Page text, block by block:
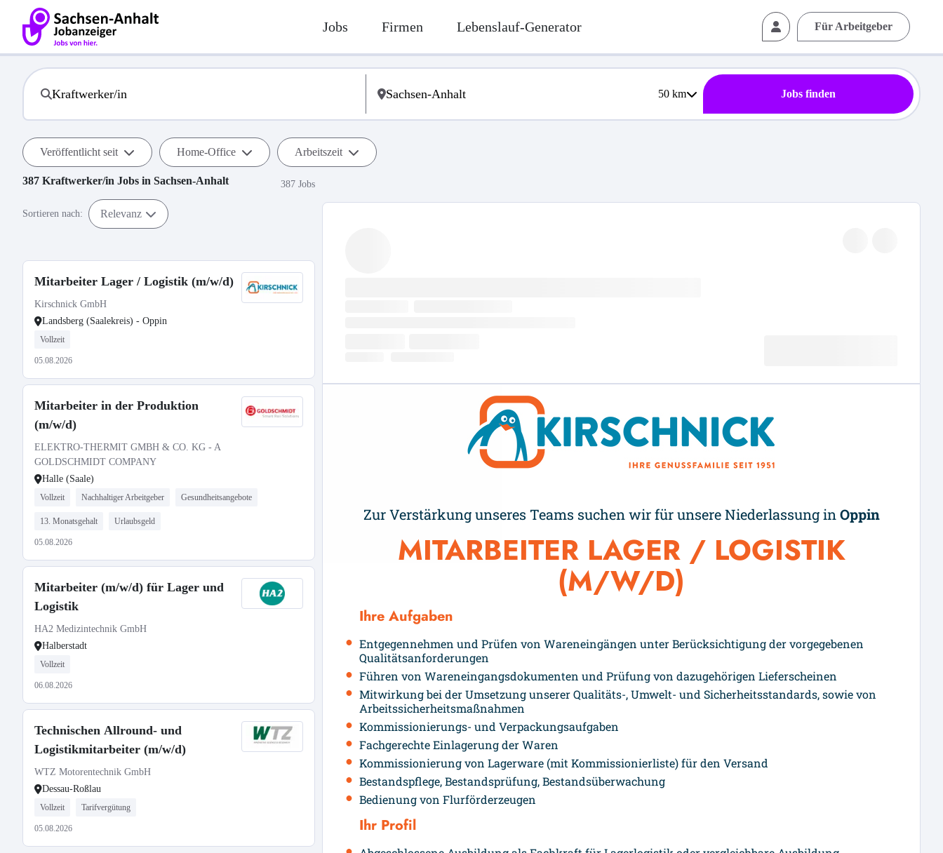
Jobs Firmen Lebenslauf-Generator Für Arbeitgeber
50km Jobs finden
Veröffentlicht seit Home-Office Arbeitszeit
387 Kraftwerker/in Jobs in Sachsen-Anhalt 387 Jobs
Sortieren nach: Relevanz
Mitarbeiter Lager / Logistik (m/w/d)
Kirschnick GmbH
Landsberg (Saalekreis) - Oppin
Vollzeit
05.08.2026
Mitarbeiter in der Produktion
(m/w/d)
ELEKTRO-THERMIT GMBH & CO. KG - A
GOLDSCHMIDT COMPANY
Halle (Saale)
Vollzeit Nachhaltiger Arbeitgeber Gesundheitsangebote
13. Monatsgehalt Urlaubsgeld
05.08.2026
Mitarbeiter (m/w/d) für Lager und
Logistik
HA2 Medizintechnik GmbH
Halberstadt
Vollzeit
06.08.2026
Technischen Allround- und
Logistikmitarbeiter (m/w/d)
WTZ Motorentechnik GmbH
Dessau-Roßlau
Vollzeit Tarifvergütung
05.08.2026